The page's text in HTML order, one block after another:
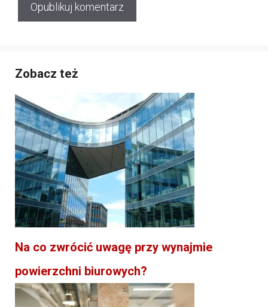
Zobacz też
Na co zwrócić uwagę przy wynajmie
powierzchni biurowych?